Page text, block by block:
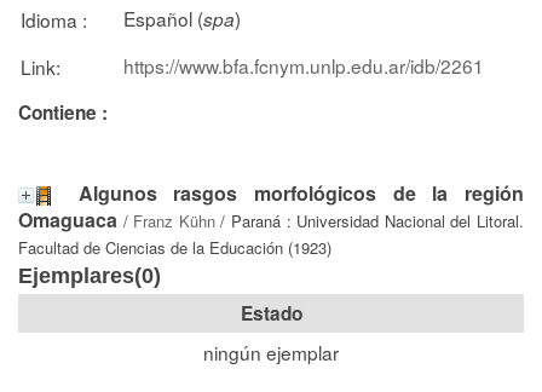
Idioma : Español (spa)
Link:
https://www.bfa.fcnym.unlp.edu.ar/idb/2261
Contiene :
Algunos rasgos morfológicos de la región
Omaguaca / Franz Kühn/ Paraná : Universidad Nacional del Litoral.
Facultad de Ciencias de la Educación (1923)
Ejemplares(0)
Estado
ningún ejemplar